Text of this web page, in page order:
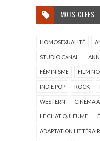
MOTS-CLEFS
HOMOSEXUALITÉ
STUDIO CANAL
FÉMINISME FILM
INDIE POP ROCK
WESTERN CINÉMA
LE CHAT QUI FUME
ADAPTATION